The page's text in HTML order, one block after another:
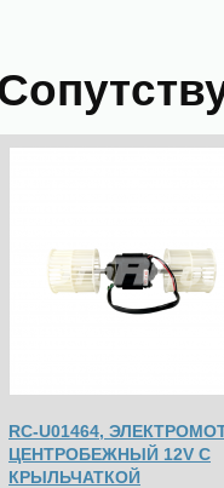
RC-U01464,
ЦЕНТРОБЕЖНЫЙ 12V С
КРЫЛЬЧАТКОЙ